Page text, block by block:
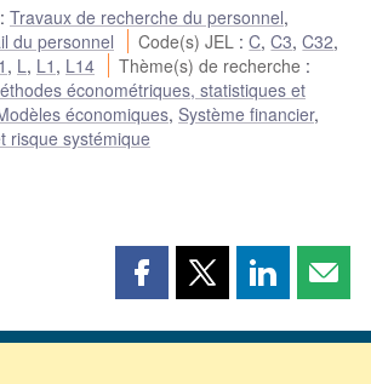
: Travaux de recherche du personnel,
du personnel
Code(s) JEL :C,C3,C32,
, L , L1 , L14 Thème(s) de recherche :
économétriques, statistiques et
économiques, Système financier,
risque systémique
Partager
page
Partager
page
Partager
page page